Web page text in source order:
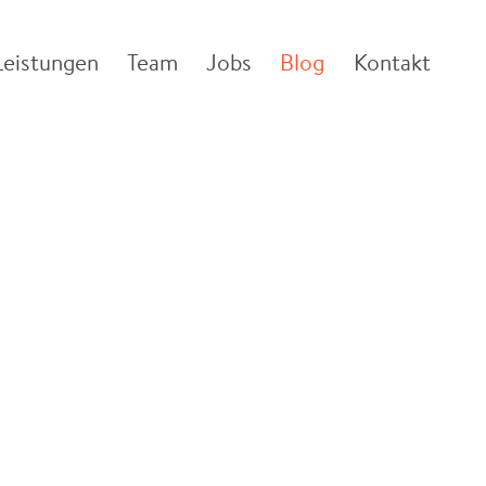
Team Jobs Blog Kontakt